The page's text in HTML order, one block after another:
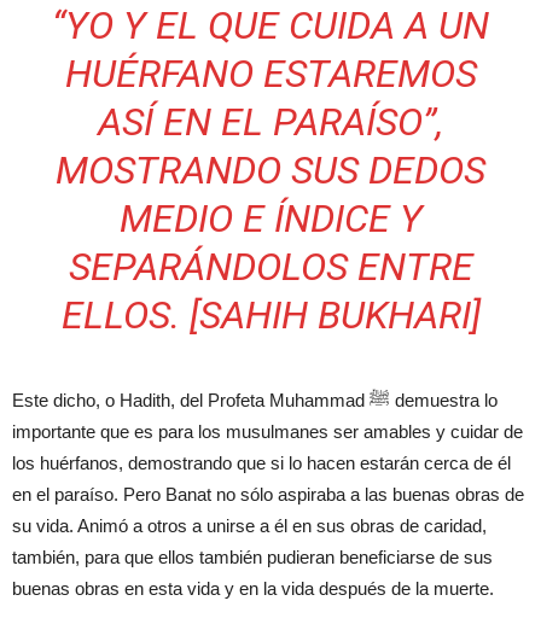
“YO Y EL QUE CUIDA A UN
HUÉRFANO ESTAREMOS
ASÍ EN EL PARAÍSO”,
MOSTRANDO SUS DEDOS
MEDIO E ÍNDICE Y
SEPARÁNDOLOS ENTRE
ELLOS. [SAHIH BUKHARI]
Este dicho, o Hadith, del Profeta Muhammad ﷺ demuestra lo
importante que es para los musulmanes ser amables y cuidar de
los huérfanos, demostrando que si lo hacen estarán cerca de él
en el paraíso. Pero Banat no sólo aspiraba a las buenas obras de
su vida. Animó a otros a unirse a él en sus obras de caridad,
también, para que ellos también pudieran beneficiarse de sus
buenas obras en esta vida y en la vida después de la muerte.